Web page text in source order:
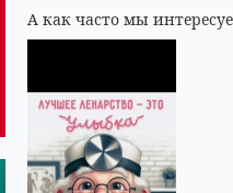
А как часто мы